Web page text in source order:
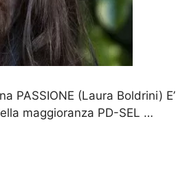
PASSIONE (Laura Boldrini) E’
maggioranza PD-SEL …